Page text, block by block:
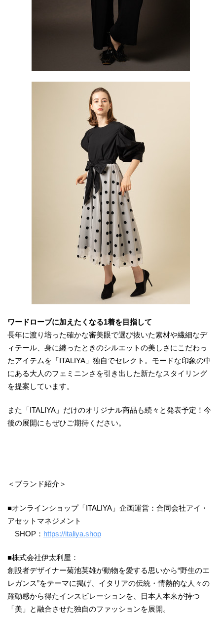
ワードローブに加えたくなる1着を目指して
長年に渡り培った確かな審美眼で選び抜いた素材や繊細なデ
ィテール、身に纏ったときのシルエットの美しさにこだわっ
たアイテムを「ITALIYA」独自でセレクト。モードな印象の中
にある大人のフェミニンさを引き出した新たなスタイリング
を提案しています。
また「ITALIYA」だけのオリジナル商品も続々と発表予定！今
後の展開にもぜひご期待ください。
＜ブランド紹介＞
■オンラインショップ「ITALIYA」企画運営：合同会社アイ・
アセットマネジメント
SHOP： https://italiya.shop
■株式会社伊太利屋：
創設者デザイナー菊池英雄が動物を愛する思いから“野生のエ
レガンス”をテーマに掲げ、イタリアの伝統・情熱的な人々の
躍動感から得たインスピレーションを、日本人本来が持つ
「美」と融合させた独自のファッションを展開。